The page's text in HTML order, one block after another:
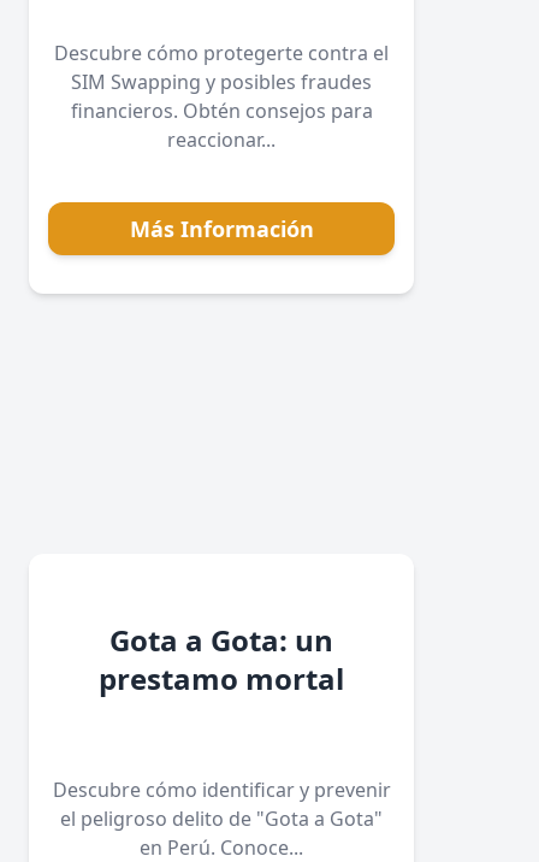
Descubre cómo protegerte contra el
SIM Swapping y posibles fraudes
financieros. Obtén consejos para
reaccionar...
Más Información
Gota a Gota: un
prestamo mortal
Descubre cómo identificar y prevenir
el peligroso delito de "Gota a Gota"
en Perú. Conoce...